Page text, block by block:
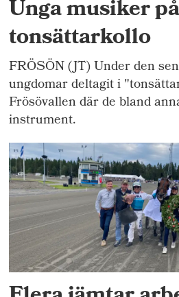
Unga musiker på
tonsättarkollo
FRÖSÖN (JT) Under den
ungdomar deltagit i
Frösövallen där de bland
instrument.